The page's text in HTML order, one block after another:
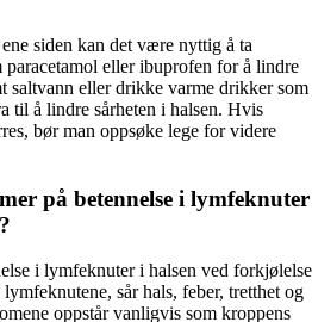
siden kan det være nyttig å ta
paracetamol eller ibuprofen for å lindre
saltvann eller drikke varme drikker som
til å lindre sårheten i halsen. Hvis
bør man oppsøke lege for videre
på betennelse i lymfeknuter
i lymfeknuter i halsen ved forkjølelse
sår hals, feber, tretthet og
oppstår vanligvis som kroppens